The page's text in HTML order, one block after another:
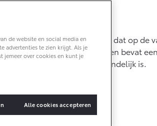
door een internetserver en dat op de
je onze website bezoekt en bevat
goed werkt en gebruiksvriendelijk is.
gegevens bij:
de website en social media en
advertenties te zien krijgt. Als je
jemeer over cookies en kunt je
Alle cookies accepteren